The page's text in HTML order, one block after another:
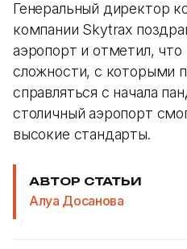
Генеральный директор
компании Skytrax
аэропорт и отметил, что
сложности, с которыми
справляться с начала
столичный аэропорт
высокие стандарты.
АВТОР СТАТЬИ
Алуа Досанова